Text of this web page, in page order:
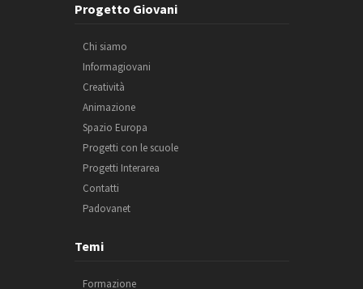
Progetto Giovani
Chi siamo
Informagiovani
Creatività
Animazione
Spazio Europa
Progetti con le scuole
Progetti Interarea
Contatti
Padovanet
Temi
Formazione